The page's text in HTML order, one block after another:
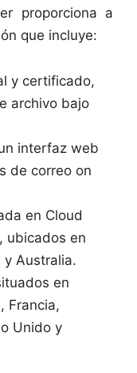
proporciona a
que incluye:
y certificado,
archivo bajo
interfaz web
de correo on
en Cloud
ubicados en
y Australia.
en
Francia,
Unido y